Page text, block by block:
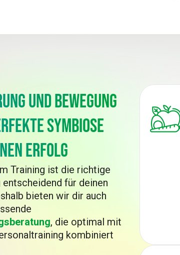
und Bewegung
Symbiose
Erfolg
Training ist die richtige
entscheidend für deinen
bieten wir dir auch
, die optimal mit
kombiniert